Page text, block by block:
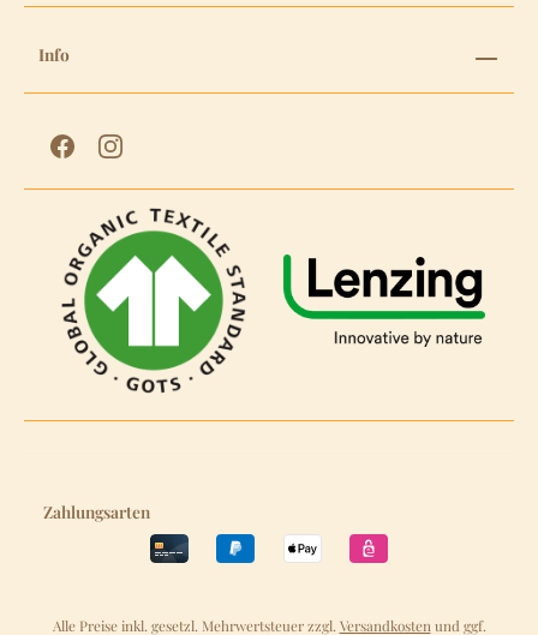
Info
Zahlungsarten
Alle Preise inkl. gesetzl. Mehrwertsteuer zzgl. Versandkosten und ggf.